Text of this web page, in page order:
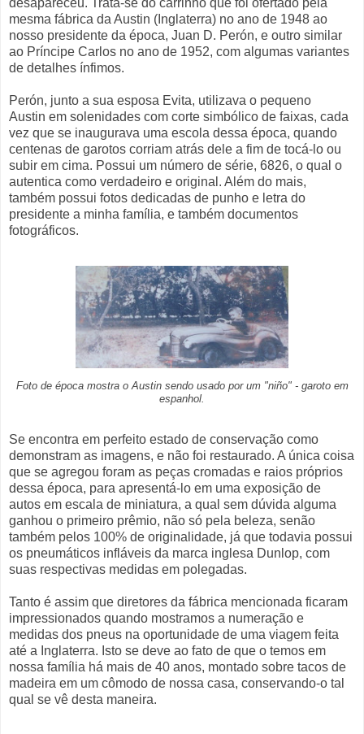
mesma fábrica da Austin (Inglaterra) no ano de 1948 ao
nosso presidente da época, Juan D. Perón, e outro similar
ao Príncipe Carlos no ano de 1952, com algumas variantes
de detalhes ínfimos.
Perón, junto a sua esposa Evita, utilizava o pequeno
Austin em solenidades com corte simbólico de faixas, cada
vez que se inaugurava uma escola dessa época, quando
centenas de garotos corriam atrás dele a fim de tocá-lo ou
subir em cima. Possui um número de série, 6826, o qual o
autentica como verdadeiro e original. Além do mais,
também possui fotos dedicadas de punho e letra do
presidente a minha família, e também documentos
fotográficos.
Foto de época mostra o Austin sendo usado por um "niño" - garoto em
espanhol.
Se encontra em perfeito estado de conservação como
demonstram as imagens, e não foi restaurado. A única coisa
que se agregou foram as peças cromadas e raios próprios
dessa época, para apresentá-lo em uma exposição de
autos em escala de miniatura, a qual sem dúvida alguma
ganhou o primeiro prêmio, não só pela beleza, senão
também pelos 100% de originalidade, já que todavia possui
os pneumáticos infláveis da marca inglesa Dunlop, com
suas respectivas medidas em polegadas.
Tanto é assim que diretores da fábrica mencionada ficaram
impressionados quando mostramos a numeração e
medidas dos pneus na oportunidade de uma viagem feita
até a Inglaterra. Isto se deve ao fato de que o temos em
nossa família há mais de 40 anos, montado sobre tacos de
madeira em um cômodo de nossa casa, conservando-o tal
qual se vê desta maneira.